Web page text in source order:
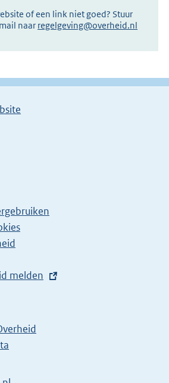
of een link niet goed? Stuur
naar regelgeving@overheid.nl
melden